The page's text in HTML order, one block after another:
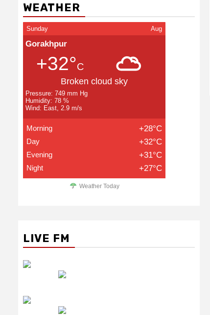
WEATHER
Sunday Aug
Gorakhpur
+32°C
Broken cloud sky
Pressure: 749 mm Hg
Humidity: 78 %
Wind: East, 2.9 m/s
Morning +28°C
Day +32°C
Evening +31°C
Night +27°C
Weather Today
LIVE FM